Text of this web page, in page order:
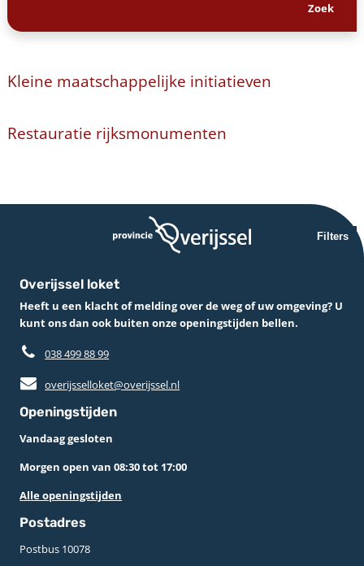
Kleine maatschappelijke initiatieven
Restauratie rijksmonumenten
Filters
Overijssel loket
Heeft u een klacht of melding over de weg of uw omgeving? U
kunt ons dan ook buiten onze openingstijden bellen.
038 499 88 99
overijsselloket@overijssel.nl
Openingstijden
Vandaag gesloten
Morgen open van 08:30 tot 17:00
Alle openingstijden
Postadres
Postbus 10078 ­